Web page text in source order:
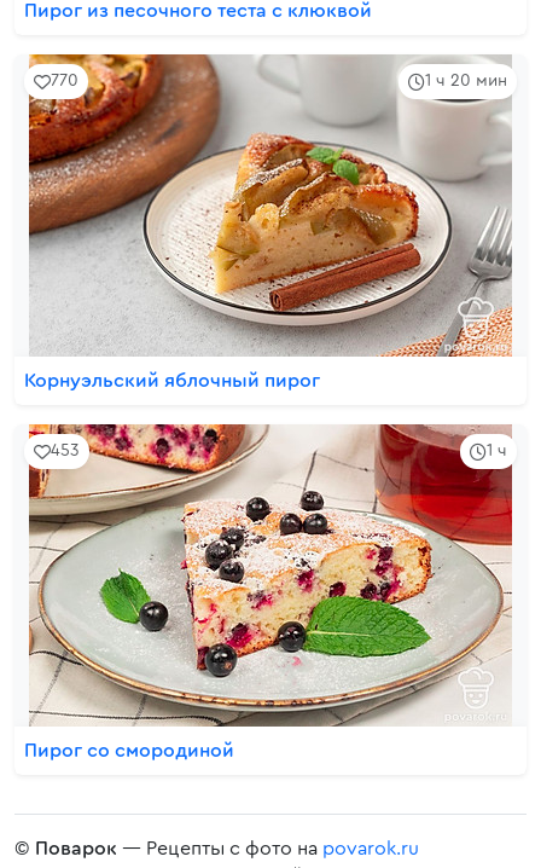
Пирог из песочного теста с клюквой
1 ч 20 мин
770
Корнуэльский яблочный пирог
1 ч
453
Пирог со смородиной
© Поварок — Рецепты с фото на povarok.ru